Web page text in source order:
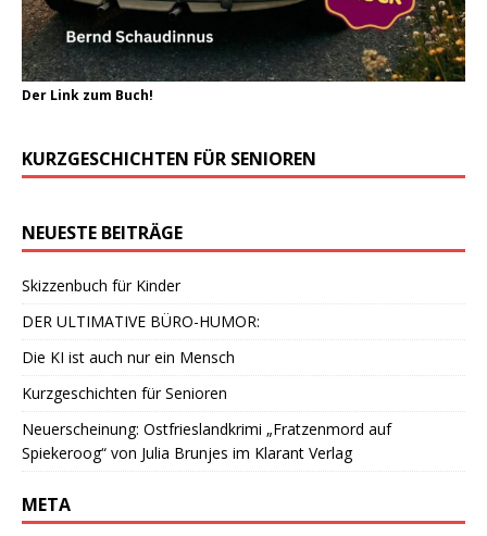
Der Link zum Buch!
KURZGESCHICHTEN FÜR SENIOREN
NEUESTE BEITRÄGE
Skizzenbuch für Kinder
DER ULTIMATIVE BÜRO-HUMOR:
Die KI ist auch nur ein Mensch
Kurzgeschichten für Senioren
Neuerscheinung: Ostfrieslandkrimi „Fratzenmord auf
Spiekeroog“ von Julia Brunjes im Klarant Verlag
META